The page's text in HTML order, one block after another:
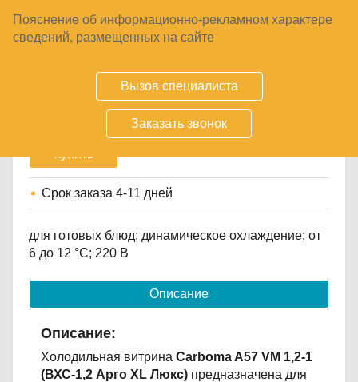
Пояснение об информационно-рекламном характере
сведений, размещенных на сайте
Вызов специалиста
Заказать звонок
ВИТРИНА ХОЛОДИЛЬНАЯ CARBOMA A57
VM 1,2-1 (ВХС-1,2 АРГО XL ЛЮКС)
59870₽
Купить
Срок заказа 4-11 дней
для готовых блюд; динамическое охлаждение; от
6 до 12 °С; 220 В
Описание
Описание:
Холодильная витрина Carboma A57 VM 1,2-1
(ВХС-1,2 Арго XL Люкс) предназначена для